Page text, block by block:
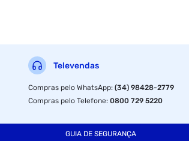
Televendas
Compras pelo WhatsApp:(34) 98428-2779
Compras pelo Telefone:0800 729 5220
GUIA DE SEGURANÇA